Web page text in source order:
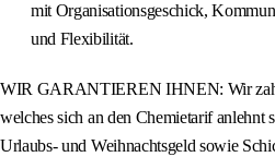
mit Organisationsgeschick,
und Flexibilität.
WIR GARANTIEREN IHNEN: Wir
welches sich an den Chemietarif anlehnt
Urlaubs- und Weihnachtsgeld sowie